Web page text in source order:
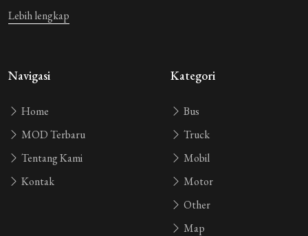
Lebih lengkap
Navigasi
Home
MOD Terbaru
Tentang Kami
Kontak
Kategori
Bus
Truck
Mobil
Motor
Other
Map